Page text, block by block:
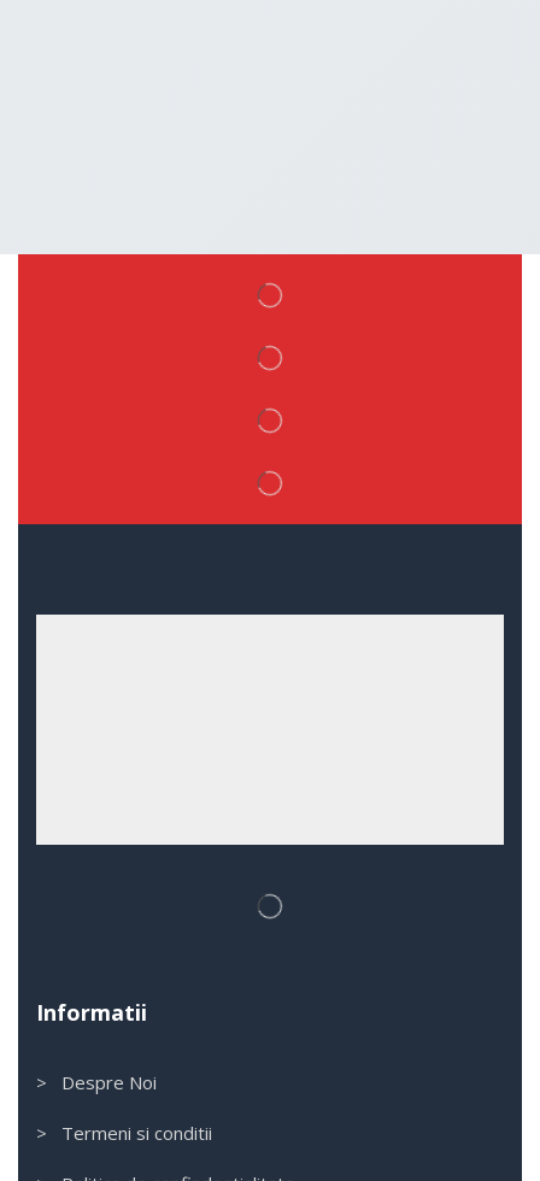
Informatii
> Despre Noi
> Termeni si conditii